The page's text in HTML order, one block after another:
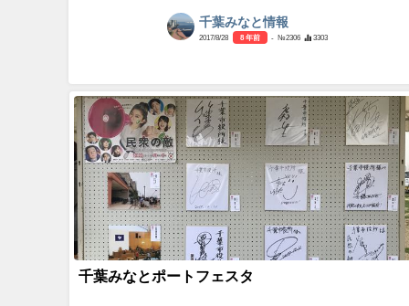
千葉みなと情報
2017/8/28 8 年前 - №2306 3303
千葉みなとポートフェスタ